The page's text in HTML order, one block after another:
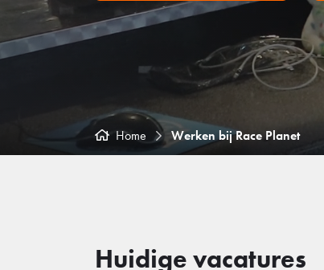
Home Werken bij Race Planet
Huidige vacatures